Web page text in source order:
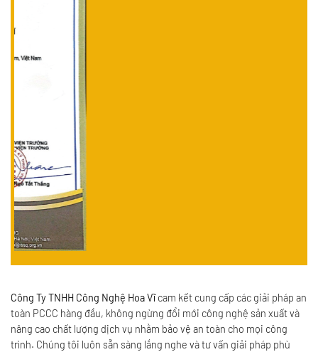
Công Ty TNHH Công Nghệ Hoa Vĩcam kết cung cấp các giải pháp an
toàn PCCC hàng đầu, không ngừng đổi mới công nghệ sản xuất và
nâng cao chất lượng dịch vụ nhằm bảo vệ an toàn cho mọi công
trình. Chúng tôi luôn sẵn sàng lắng nghe và tư vấn giải pháp phù